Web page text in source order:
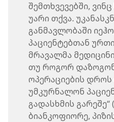
შემთხვევებში,
უარი თქვა.
განმავლობაში
პაციენტებთან
მრავალმა
თუ როგორ
ოპერაციების
უმკურნალონ
გადასხმის
ბიანკოფიორე,